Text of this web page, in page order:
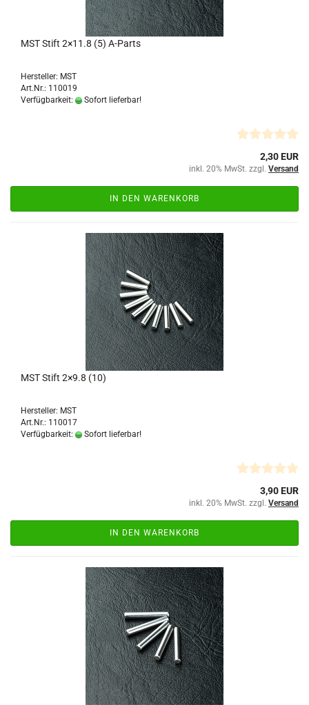
MST Stift 2×11.8 (5) A-Parts
Hersteller: MST
Art.Nr.: 110019
Verfügbarkeit:
Sofort lieferbar!
2,30 EUR
inkl. 20% MwSt. zzgl. Versand
IN DEN WARENKORB
MST Stift 2×9.8 (10)
Hersteller: MST
Art.Nr.: 110017
Verfügbarkeit:
Sofort lieferbar!
3,90 EUR
inkl. 20% MwSt. zzgl. Versand
IN DEN WARENKORB